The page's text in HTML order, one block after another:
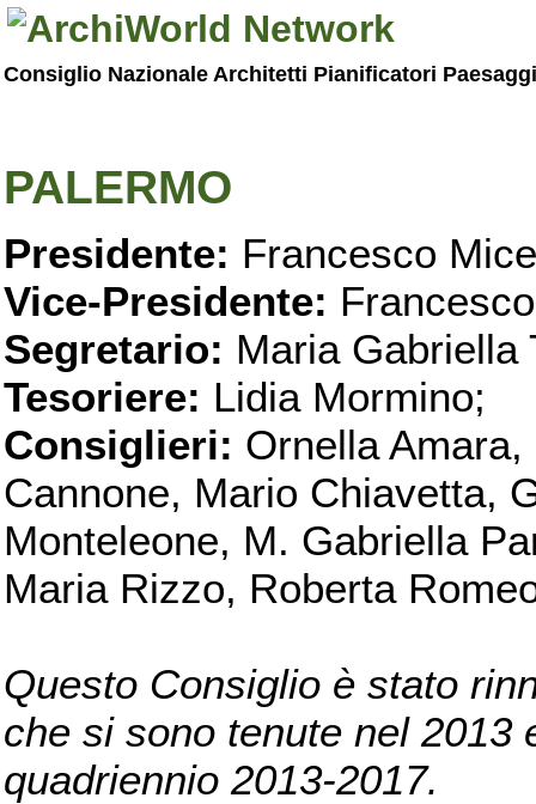
Consiglio Nazionale Architetti Pianificatori
PALERMO
Presidente: Francesco
Vice-Presidente:
Segretario: Maria Gabriella
Tesoriere: Lidia Mormino;
Consiglieri: Ornella
Cannone, Mario Chiavetta,
Monteleone, M. Gabriella
Maria Rizzo, Roberta
Questo Consiglio è stato
che si sono tenute nel 2013
quadriennio 2013-2017.